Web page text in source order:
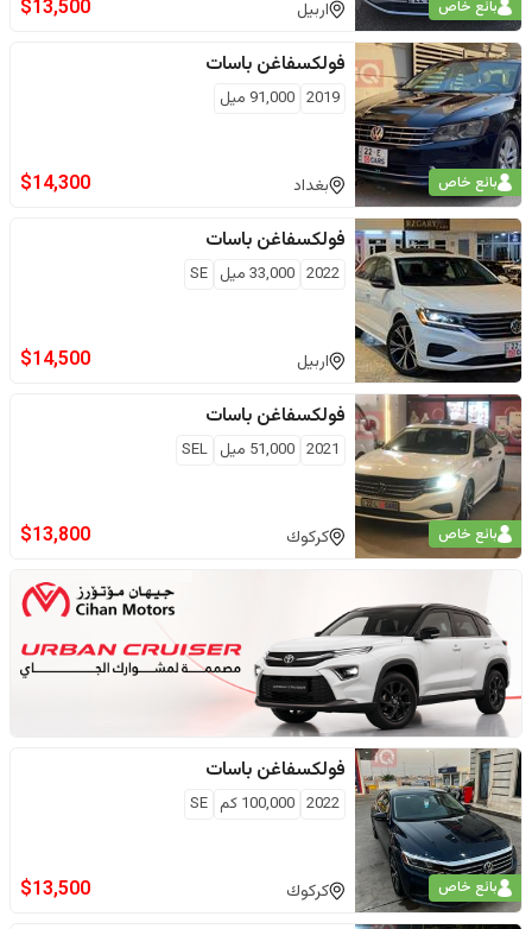
بائع خاص اربيل $13,500
بائع خاص
فولكسفاغن باسات
2019
91,000 ميل
بغداد $14,300
فولكسفاغن باسات
2022
33,000 ميل SE
اربيل $14,500
بائع خاص
فولكسفاغن باسات
2021
51,000 ميل SEL
كركوك $13,800
بائع خاص
فولكسفاغن باسات
2022
100,000 كم SE
كركوك $13,500